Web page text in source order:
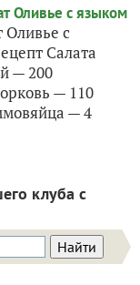
Оливье с
Салата
— 200
— 110
— 4
клуба с